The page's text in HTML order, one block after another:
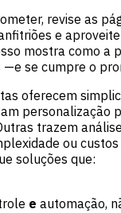
revise as
e
mostra como a
—e se cumpre o
oferecem
personalização
trazem
ou
soluções que:
e automação,